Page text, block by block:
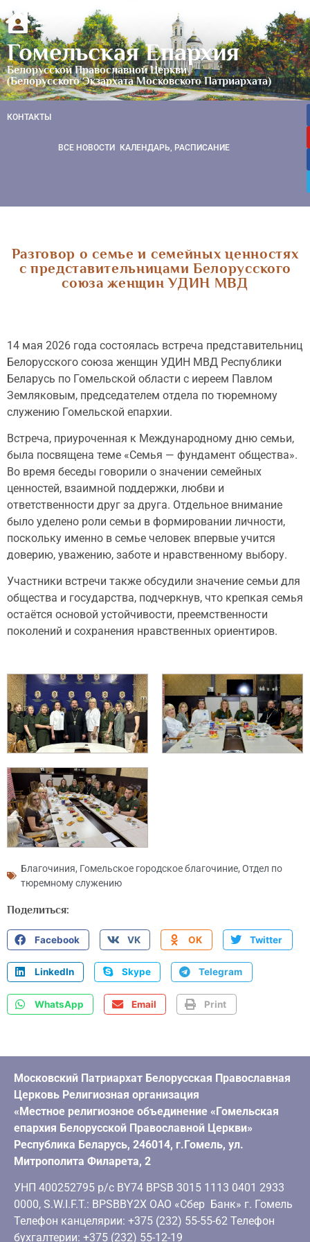
Гомельская Епархия
Белорусской Православной Церкви
(Белорусского Экзархата Московского Патриархата)
КОНТАКТЫ
ВСЕ НОВОСТИ КАЛЕНДАРЬ, РАСПИСАНИЕ
Разговор о семье и семейных ценностях
с представительницами Белорусского
союза женщин УДИН МВД
14 мая 2026 года состоялась встреча представительниц
Белорусского союза женщин УДИН МВД Республики
Беларусь по Гомельской области с иереем Павлом
Земляковым, председателем отдела по тюремному
служению Гомельской епархии.
Встреча, приуроченная к Международному дню семьи,
была посвящена теме «Семья — фундамент общества».
Во время беседы говорили о значении семейных
ценностей, взаимной поддержки, любви и
ответственности друг за друга. Отдельное внимание
было уделено роли семьи в формировании личности,
поскольку именно в семье человек впервые учится
доверию, уважению, заботе и нравственному выбору.
Участники встречи также обсудили значение семьи для
общества и государства, подчеркнув, что крепкая семья
остаётся основой устойчивости, преемственности
поколений и сохранения нравственных ориентиров.
Благочиния, Гомельское городское благочиние, Отдел по
тюремному служению
Поделиться:
Facebook VK OK Twitter
LinkedIn Skype Telegram
WhatsApp Email Print
Московский Патриархат Белорусская Православная
Церковь Религиозная организация
«Местное религиозное объединение «Гомельская
епархия Белорусской Православной Церкви»
Республика Беларусь, 246014, г.Гомель, ул.
Митрополита Филарета, 2
УНП 400252795 р/с BY74 BPSB 3015 1113 0401 2933
0000, S.W.I.F.T.: BPSBBY2X ОАО «Сбер Банк» г. Гомель
Телефон канцелярии: +375 (232) 55-55-62 Телефон
бухгалтерии: +375 (232) 55-12-19